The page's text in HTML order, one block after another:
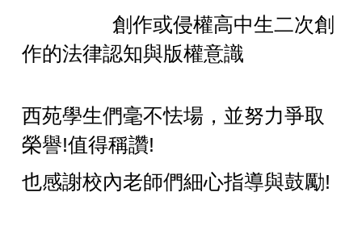
創作或侵權⾼中⽣⼆次創
作的法律認知與版權意識
西苑學生們毫不怯場，並努力爭取
榮譽!值得稱讚!
也感謝校內老師們細心指導與鼓勵!